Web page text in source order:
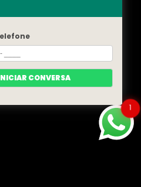
1
CONVERSA